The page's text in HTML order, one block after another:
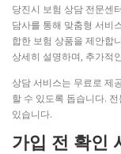
당진시 보험 상담 전문센
담사를 통해 맞춤형 서비
합한 보험 상품을 제안합
상세히 설명하며, 추가적
상담 서비스는 무료로 제
할 수 있도록 돕습니다.
있습니다.
가입 전 확인